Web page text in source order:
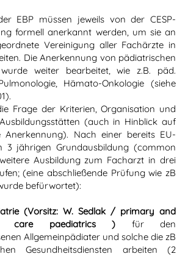
EBP müssen jeweils von der CESP-
formell anerkannt werden, um sie an
Vereinigung aller Fachärzte in
Die Anerkennung von pädiatrischen
wurde weiter bearbeitet, wie z.B. päd.
Hämato-Onkologie (siehe
Frage der Kriterien, Organisation und
(auch in Hinblick auf
Anerkennung). Nach einer bereits EU-
3 jährigen Grundausbildung (common
Ausbildung zum Facharzt in drei
(eine abschließende Prüfung wie zB
befürwortet):
(Vorsitz: W. Sedlak / primary and
care paediatrics ) für den
Allgemeinpädiater und solche die zB
Gesundheitsdiensten arbeiten (2